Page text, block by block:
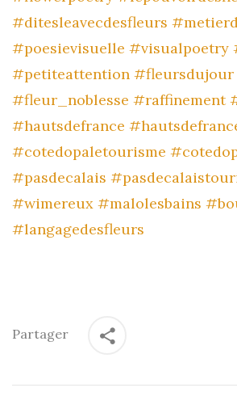
#ditesleavecdesfleurs
#poesievisuelle #visualpoetry
#petiteattention #fleursdujour
#fleur_noblesse #raffinement
#hautsdefrance
#cotedopaletourisme
#pasdecalais
#wimereux #malolesbains
#langagedesfleurs
Partager